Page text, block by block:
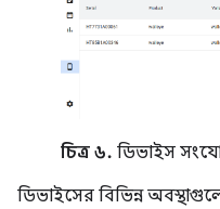
চিত্র ৬. ডিভাইস
ডিভাইসের বিভিন্ন